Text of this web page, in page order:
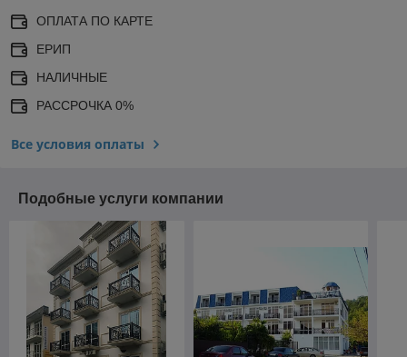
ОПЛАТА ПО КАРТЕ
ЕРИП
НАЛИЧНЫЕ
РАССРОЧКА 0%
Все условия оплаты
Подобные услуги компании